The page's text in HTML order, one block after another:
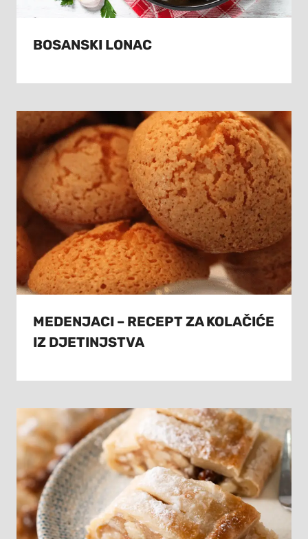
BOSANSKI LONAC
MEDENJACI – RECEPT ZA KOLAČIĆE
IZ DJETINJSTVA